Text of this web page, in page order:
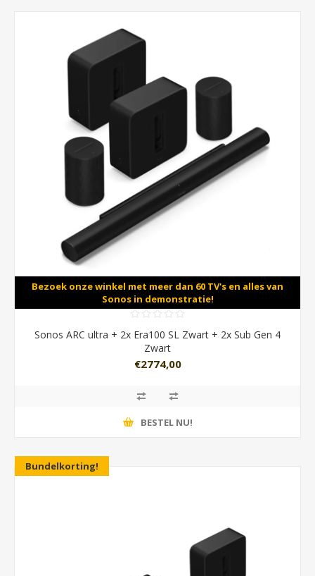
Bezoek onze winkel met meer dan 60 TV's en alles van
Sonos in demonstratie!
Sonos ARC ultra + 2x Era100 SL Zwart + 2x Sub Gen 4
Zwart
€2774,00
BESTEL NU!
Bundelkorting!